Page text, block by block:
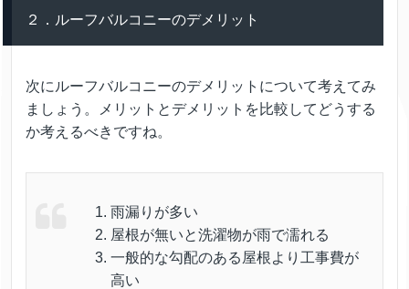
２．ルーフバルコニーのデメリット
次にルーフバルコニーのデメリットについて考えてみ
ましょう。メリットとデメリットを比較してどうする
か考えるべきですね。
雨漏りが多い
屋根が無いと洗濯物が雨で濡れる
一般的な勾配のある屋根より工事費が
高い